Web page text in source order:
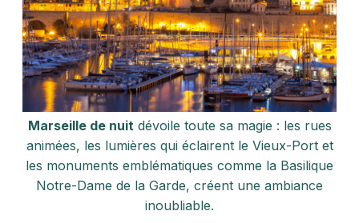
Marseille de nuitdévoile toute sa magie : les rues
animées, les lumières qui éclairent le Vieux-Port et
les monuments emblématiques comme la Basilique
Notre-Dame de la Garde, créent une ambiance
inoubliable.